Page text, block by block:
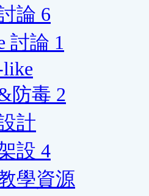
論 6
討論 1
防毒 2
計
設 4
學資源